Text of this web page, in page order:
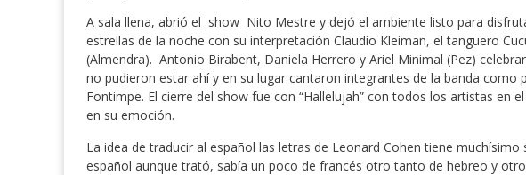
A sala llena, abrió el show Nito Mestre y dejó el ambiente listo para
estrellas de la noche con su interpretación Claudio Kleiman, el tanguero
(Almendra). Antonio Birabent, Daniela Herrero y Ariel Minimal (Pez)
no pudieron estar ahí y en su lugar cantaron integrantes de la banda como
Fontimpe. El cierre del show fue con “Hallelujah” con todos los artistas en
en su emoción.
La idea de traducir al español las letras de Leonard Cohen tiene
español aunque trató, sabía un poco de francés otro tanto de hebreo y